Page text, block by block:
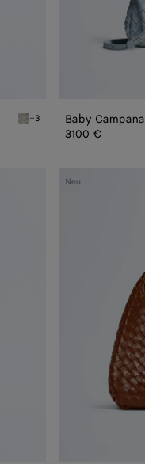
Silica grey Baby Campana
+3 Baby Campana
3100 €
Neu
Campana